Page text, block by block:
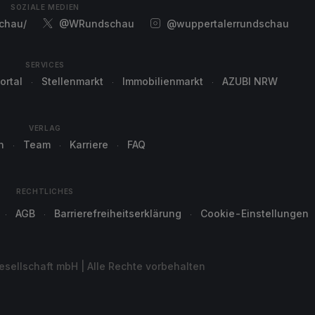
SOZIALE MEDIEN
@WRundschau @wuppertalerrundschau
SERVICES
Stellenmarkt Immobilienmarkt AZUBI NRW
VERLAG
Team Karriere FAQ
RECHTLICHES
AGB Barrierefreiheitserklärung Cookie-Einstellungen
mbH | Alle Rechte vorbehalten